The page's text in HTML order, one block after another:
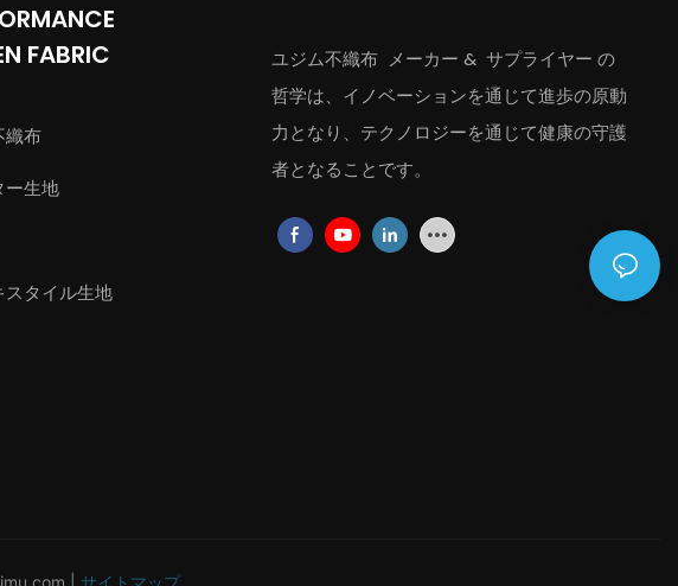
FABRIC
織布
ー生地
タイル生地
ユジム不織布 メーカー & サプライヤー の
哲学は、イノベーションを通じて進歩の原動
力となり、テクノロジーを通じて健康の守護
者となることです。
サイトマップ